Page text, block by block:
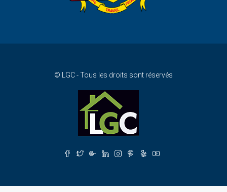
© LGC - Tous les droits sont réservés